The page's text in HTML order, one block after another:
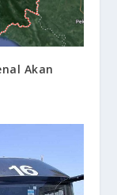
Akan